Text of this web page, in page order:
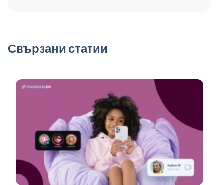
Свързани статии